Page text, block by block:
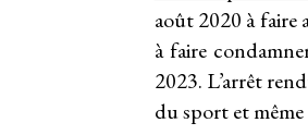
août 2020 à faire
à faire
2023. L’arrêt
du sport et même